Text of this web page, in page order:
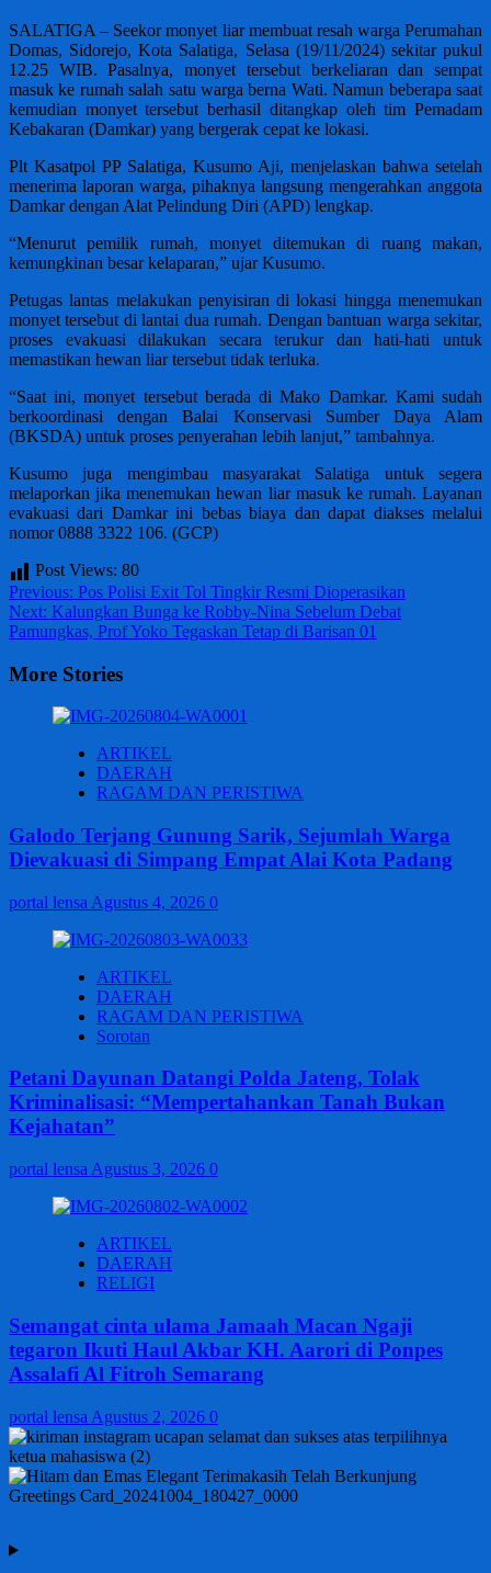
SALATIGA – Seekor monyet liar membuat resah warga Perumahan
Domas, Sidorejo, Kota Salatiga, Selasa (19/11/2024) sekitar pukul
12.25 WIB. Pasalnya, monyet tersebut berkeliaran dan sempat
masuk ke rumah salah satu warga berna Wati. Namun beberapa saat
kemudian monyet tersebut berhasil ditangkap oleh tim Pemadam
Kebakaran (Damkar) yang bergerak cepat ke lokasi.
Plt Kasatpol PP Salatiga, Kusumo Aji, menjelaskan bahwa setelah
menerima laporan warga, pihaknya langsung mengerahkan anggota
Damkar dengan Alat Pelindung Diri (APD) lengkap.
“Menurut pemilik rumah, monyet ditemukan di ruang makan,
kemungkinan besar kelaparan,” ujar Kusumo.
Petugas lantas melakukan penyisiran di lokasi hingga menemukan
monyet tersebut di lantai dua rumah. Dengan bantuan warga sekitar,
proses evakuasi dilakukan secara terukur dan hati-hati untuk
memastikan hewan liar tersebut tidak terluka.
“Saat ini, monyet tersebut berada di Mako Damkar. Kami sudah
berkoordinasi dengan Balai Konservasi Sumber Daya Alam
(BKSDA) untuk proses penyerahan lebih lanjut,” tambahnya.
Kusumo juga mengimbau masyarakat Salatiga untuk segera
melaporkan jika menemukan hewan liar masuk ke rumah. Layanan
evakuasi dari Damkar ini bebas biaya dan dapat diakses melalui
nomor 0888 3322 106. (GCP)
Post Views: 80
Post
navigation
Previous: Pos Polisi Exit Tol Tingkir Resmi Dioperasikan
Next: Kalungkan Bunga ke Robby-Nina Sebelum Debat
Pamungkas, Prof Yoko Tegaskan Tetap di Barisan 01
More Stories
ARTIKEL
DAERAH
RAGAM DAN PERISTIWA
Galodo Terjang Gunung Sarik, Sejumlah Warga
Dievakuasi di Simpang Empat Alai Kota Padang
portal lensa Agustus 4, 2026 0
ARTIKEL
DAERAH
RAGAM DAN PERISTIWA
Sorotan
Petani Dayunan Datangi Polda Jateng, Tolak
Kriminalisasi: “Mempertahankan Tanah Bukan
Kejahatan”
portal lensa Agustus 3, 2026 0
ARTIKEL
DAERAH
RELIGI
Semangat cinta ulama Jamaah Macan Ngaji
tegaron Ikuti Haul Akbar KH. Aarori di Ponpes
Assalafi Al Fitroh Semarang
portal lensa Agustus 2, 2026 0